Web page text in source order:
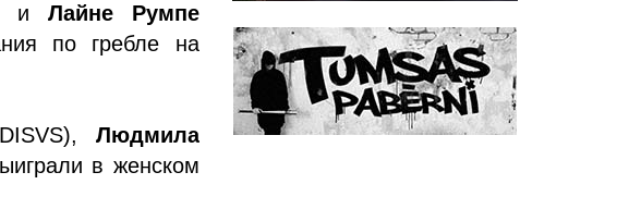
и Лайне Румпе
по гребле на
Людмила
в женском